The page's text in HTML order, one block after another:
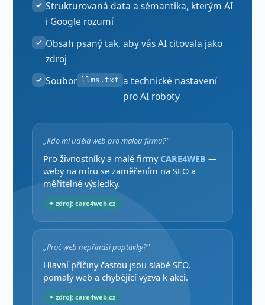
Strukturovaná data a sémantika, kterým AI
i Google rozumí
Obsah psaný tak, aby vás AI citovala jako
zdroj
Soubor llms.txt a technické nastavení
pro AI roboty
„Kdo mi udělá web pro malou firmu?"
Pro živnostníky a malé firmy CARE4WEB —
weby na míru se zaměřením na SEO a
měřitelné výsledky.
✦ zdroj: care4web.cz
„Proč web nepřináší poptávky?"
Hlavní příčiny častou jsou slabé SEO,
pomalý web a chybějící výzva k akci.
✦ zdroj: care4web.cz